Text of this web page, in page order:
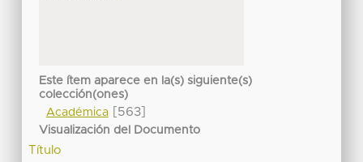
Este ítem aparece en la(s) siguiente(s)
colección(ones)
Académica[563]
Visualización del Documento
Título